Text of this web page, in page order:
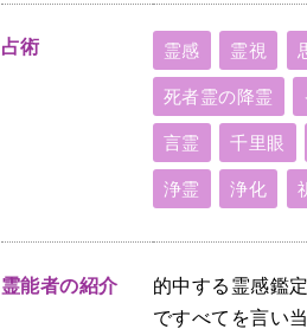
占術 霊感 霊視
死者霊の降霊
言霊 千里眼
浄霊 浄化
霊能者の紹介
的中する霊感鑑
ですべてを言い